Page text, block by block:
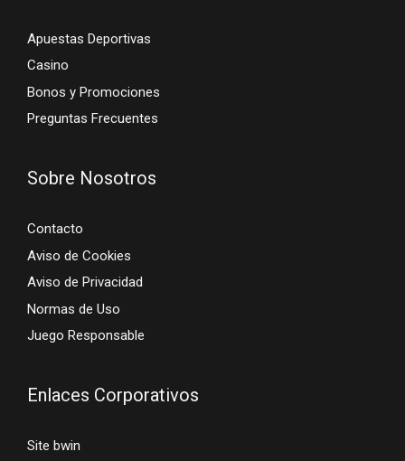
Apuestas Deportivas
Casino
Bonos y Promociones
Preguntas Frecuentes
Sobre Nosotros
Contacto
Aviso de Cookies
Aviso de Privacidad
Normas de Uso
Juego Responsable
Enlaces Corporativos
Site bwin